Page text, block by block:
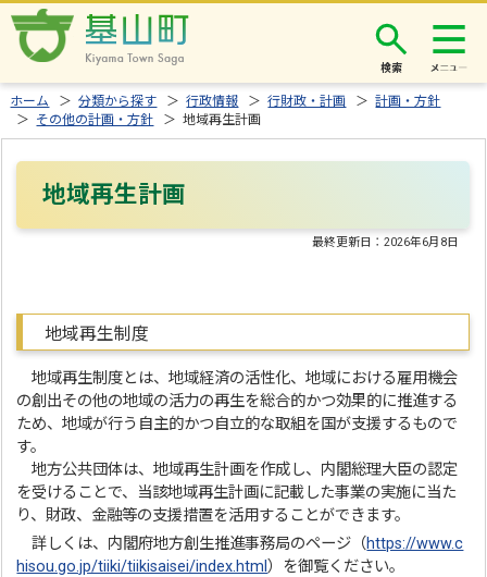
検索
ホーム ＞分類から探す ＞行政情報 ＞行財政・計画 ＞計画・方針
＞ その他の計画・方針 ＞ 地域再生計画
地域再生計画
最終更新日：2026年6月8日
地域再生制度
地域再生制度とは、地域経済の活性化、地域における雇用機会
の創出その他の地域の活力の再生を総合的かつ効果的に推進する
ため、地域が行う自主的かつ自立的な取組を国が支援するもので
す。
地方公共団体は、地域再生計画を作成し、内閣総理大臣の認定
を受けることで、当該地域再生計画に記載した事業の実施に当た
り、財政、金融等の支援措置を活用することができます。
詳しくは、内閣府地方創生推進事務局のページ（https://www.c
hisou.go.jp/tiiki/tiikisaisei/index.html ）を御覧ください。